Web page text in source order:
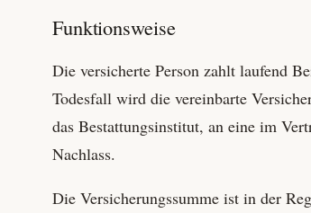
Funktionsweise
Die versicherte Person zahlt laufend
Todesfall wird die vereinbarte
das Bestattungs­institut, an eine im
Nachlass.
Die Versicherungs­summe ist in der